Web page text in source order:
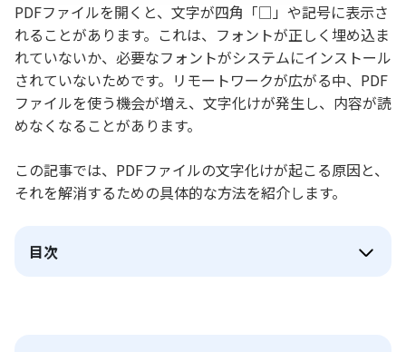
PDFファイルを開くと、文字が四角「□」や記号に表示さ
れることがあります。これは、フォントが正しく埋め込ま
れていないか、必要なフォントがシステムにインストール
されていないためです。リモートワークが広がる中、PDF
ファイルを使う機会が増え、文字化けが発生し、内容が読
めなくなることがあります。
この記事では、PDFファイルの文字化けが起こる原因と、
それを解消するための具体的な方法を紹介します。
目次